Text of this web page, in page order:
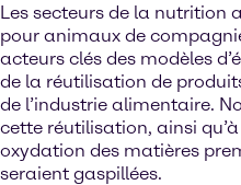
Les secteurs de la nutrition
pour animaux de
acteurs clés des modèles
de la réutilisation de
de l’industrie alimentaire.
cette réutilisation, ainsi
oxydation des matières
seraient gaspillées.